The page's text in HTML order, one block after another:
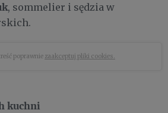
, sommelier i sędzia w
poprawnie zaakceptuj pliki cookies.
kuchni